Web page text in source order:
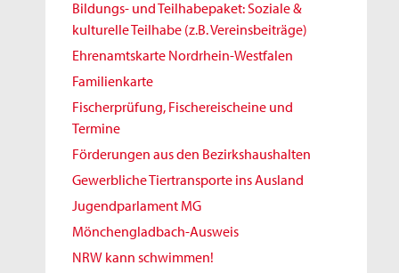
Bildungs- und Teilhabepaket: Soziale &
kulturelle Teilhabe (z.B. Vereinsbeiträge)
Ehrenamtskarte Nordrhein-Westfalen
Familienkarte
Fischerprüfung, Fischereischeine und
Termine
Förderungen aus den Bezirkshaushalten
Gewerbliche Tiertransporte ins Ausland
Jugendparlament MG
Mönchengladbach-Ausweis
NRW kann schwimmen!